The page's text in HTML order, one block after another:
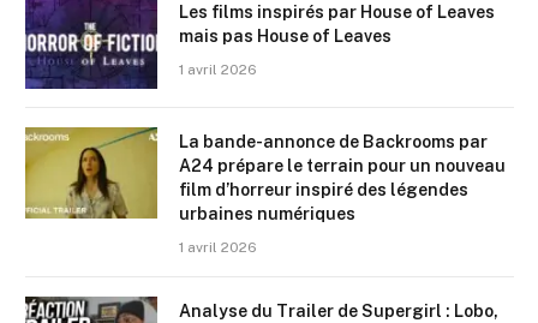
Les films inspirés par House of Leaves
mais pas House of Leaves
1 avril 2026
La bande-annonce de Backrooms par
A24 prépare le terrain pour un nouveau
film d’horreur inspiré des légendes
urbaines numériques
1 avril 2026
Analyse du Trailer de Supergirl : Lobo,